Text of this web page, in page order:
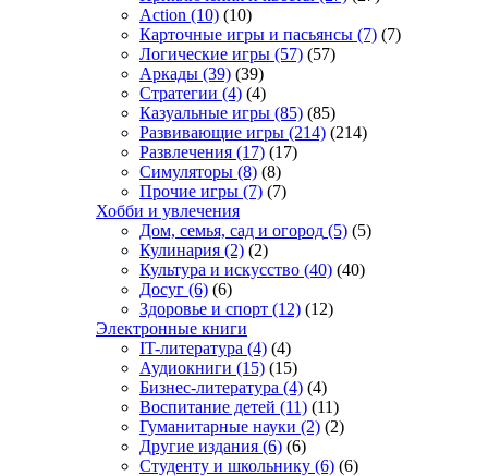
Action (10) (10)
Карточные игры и пасьянсы (7) (7)
Логические игры (57) (57)
Аркады (39) (39)
Стратегии (4) (4)
Казуальные игры (85) (85)
Развивающие игры (214) (214)
Развлечения (17) (17)
Симуляторы (8) (8)
Прочие игры (7) (7)
Хобби и увлечения
Дом, семья, сад и огород (5) (5)
Кулинария (2) (2)
Культура и искусство (40) (40)
Досуг (6) (6)
Здоровье и спорт (12) (12)
Электронные книги
IT-литература (4) (4)
Аудиокниги (15) (15)
Бизнес-литература (4) (4)
Воспитание детей (11) (11)
Гуманитарные науки (2) (2)
Другие издания (6) (6)
Студенту и школьнику (6) (6)